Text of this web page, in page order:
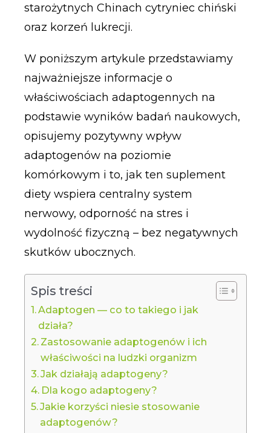
starożytnych Chinach cytryniec chiński
oraz korzeń lukrecji.
W poniższym artykule przedstawiamy
najważniejsze informacje o
właściwościach adaptogennych na
podstawie wyników badań naukowych,
opisujemy pozytywny wpływ
adaptogenów na poziomie
komórkowym i to, jak ten suplement
diety wspiera centralny system
nerwowy, odporność na stres i
wydolność fizyczną – bez negatywnych
skutków ubocznych.
Spis treści
Adaptogen — co to takiego i jak
działa?
Zastosowanie adaptogenów i ich
właściwości na ludzki organizm
Jak działają adaptogeny?
Dla kogo adaptogeny?
Jakie korzyści niesie stosowanie
adaptogenów?